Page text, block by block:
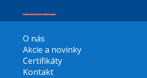
O nás
Akcie a novinky
Certifikáty
Kontakt